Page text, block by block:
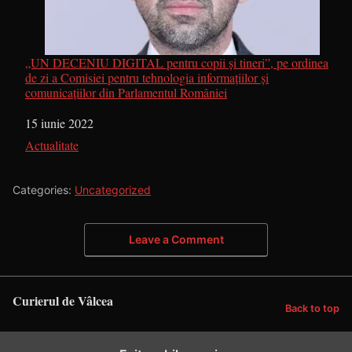
„UN DECENIU DIGITAL pentru copii și tineri”, pe ordinea
de zi a Comisiei pentru tehnologia informațiilor și
comunicațiilor din Parlamentul României
Dată
15 iunie 2022
În legătură cu
Actualitate
Categories: Uncategorized
Leave a Comment
Curierul de Vâlcea Back to top